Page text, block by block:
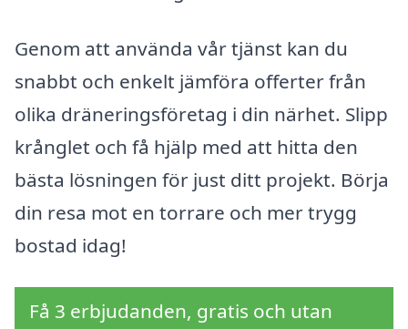
Genom att använda vår tjänst kan du
snabbt och enkelt jämföra offerter från
olika dräneringsföretag i din närhet. Slipp
krånglet och få hjälp med att hitta den
bästa lösningen för just ditt projekt. Börja
din resa mot en torrare och mer trygg
bostad idag!
Få 3 erbjudanden, gratis och utan